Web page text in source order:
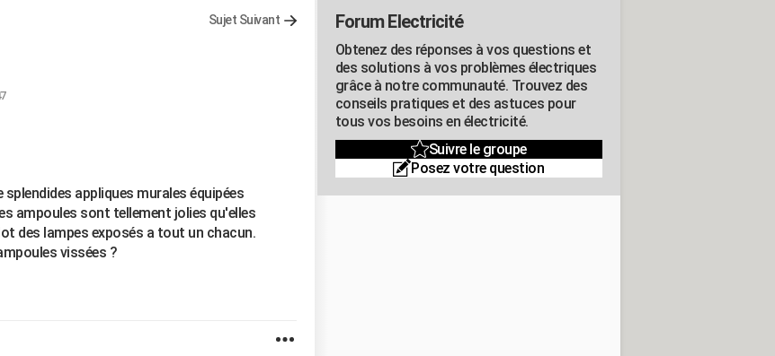
Sujet Suivant
appliques murales équipées
ampoules sont tellement jolies qu'elles
des lampes exposés a tout un chacun.
vissées ?
Forum Electricité
Obtenez des réponses à vos questions et
des solutions à vos problèmes électriques
grâce à notre communauté. Trouvez des
conseils pratiques et des astuces pour
tous vos besoins en électricité.
Suivre le groupe
Posez votre question